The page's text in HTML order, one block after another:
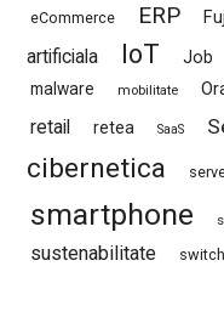
eCommerce ERP
artificiala
IoT Job
malware mobilitate
retail retea SaaS
cibernetica
smartphone
sustenabilitate switch